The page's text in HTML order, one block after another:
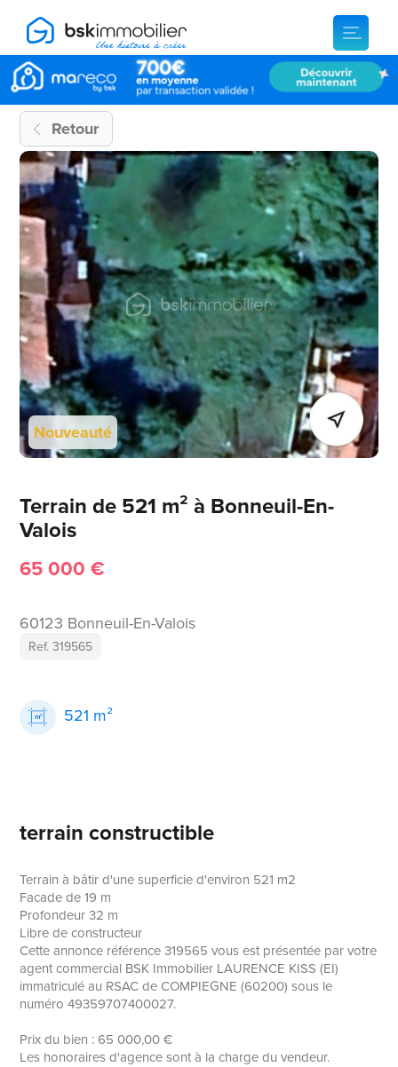
Retour
Nouveauté
Terrain de 521 m² à Bonneuil-En-
Valois
65 000 €
60123 Bonneuil-En-Valois
Ref. 319565
521 m²
terrain constructible
Terrain à bâtir d'une superficie d'environ 521 m2
Facade de 19 m
Profondeur 32 m
Libre de constructeur
Cette annonce référence 319565 vous est présentée par votre
agent commercial BSK Immobilier LAURENCE KISS (EI)
immatriculé au RSAC de COMPIEGNE (60200) sous le
numéro 49359707400027.
Prix du bien : 65 000,00 €
Les honoraires d'agence sont à la charge du vendeur.